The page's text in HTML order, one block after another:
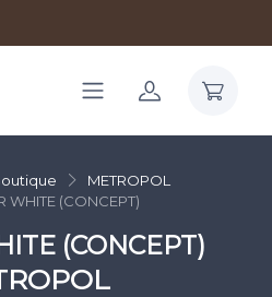
METROPOL
WHITE (CONCEPT)
(CONCEPT)